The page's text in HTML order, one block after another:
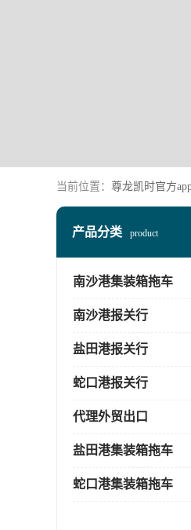
当前位置： 尊龙凯时官方
产品分类 product
南沙港集装箱拖车
南沙港报关行
盐田港报关行
蛇口港报关行
代理外贸出口
盐田港集装箱拖车
蛇口港集装箱拖车